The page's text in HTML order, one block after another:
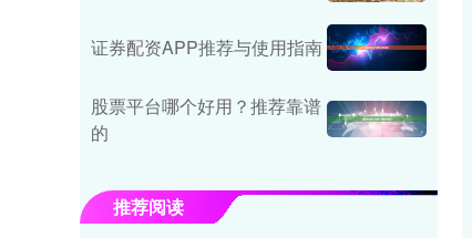
证券配资APP推荐与使用指南
股票平台哪个好用？推荐靠谱
的
推荐阅读